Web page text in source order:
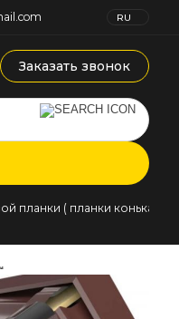
RU
Заказать звонок
планки ( планки конька,